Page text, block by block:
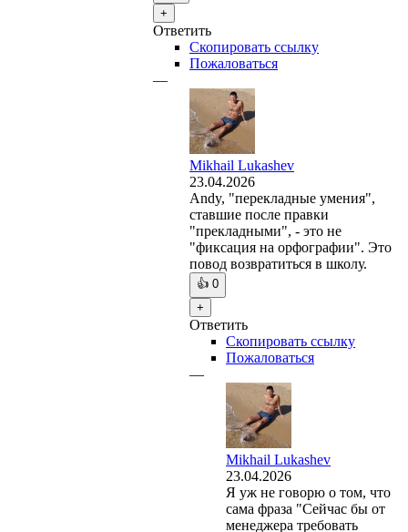
+
Ответить
Скопировать ссылку
Пожаловаться
—
Mikhail Lukashev
23.04.2026
Andy, "перекладные умения",
ставшие после правки
"прекладными", - это не
"фиксация на орфографии". Это
повод возвратиться в школу.
👍 0
+
Ответить
Скопировать ссылку
Пожаловаться
—
Mikhail Lukashev
23.04.2026
Я уж не говорю о том, что
сама фраза "Сейчас бы от
менеджера требовать